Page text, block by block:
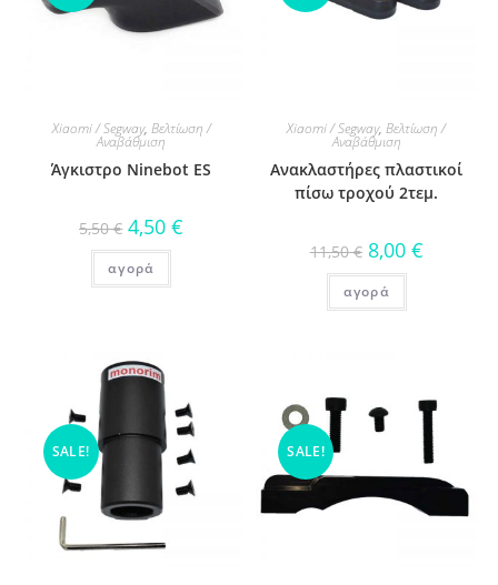
Xiaomi / Segway, Βελτίωση /
Αναβάθμιση
Άγκιστρο Ninebot ES
5,50€ 4,50€
αγορά
Xiaomi / Segway,Βελτίωση /
Αναβάθμιση
Ανακλαστήρες πλαστικοί
πίσω τροχού 2τεμ.
11,50€ 8,00 €
αγορά
SALE! SALE!